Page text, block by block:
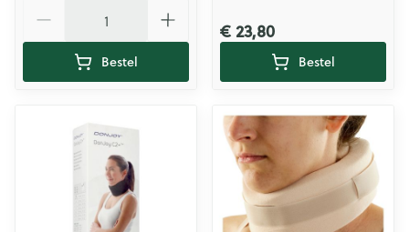
Bestel
€ 23,80
Bestel